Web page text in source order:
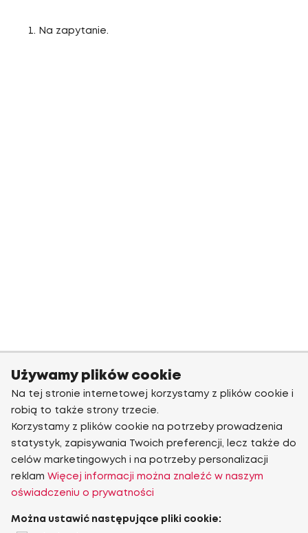
Na zapytanie.
Używamy plików cookie
Na tej stronie internetowej korzystamy z plików cookie i
robią to także strony trzecie.
Korzystamy z plików cookie na potrzeby prowadzenia
statystyk, zapisywania Twoich preferencji, lecz także do
celów marketingowych i na potrzeby personalizacji
reklam Więcej informacji można znaleźć w naszym
oświadczeniu o prywatności
Można ustawić następujące pliki cookie: